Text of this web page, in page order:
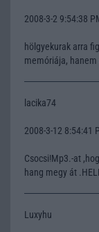
2008-3-2 9:54:38
hölgyekurak arra
memóriája, hanem
lacika74
2008-3-12 8:54:41
Csocsi!Mp3.-at
hang megy át
Luxyhu